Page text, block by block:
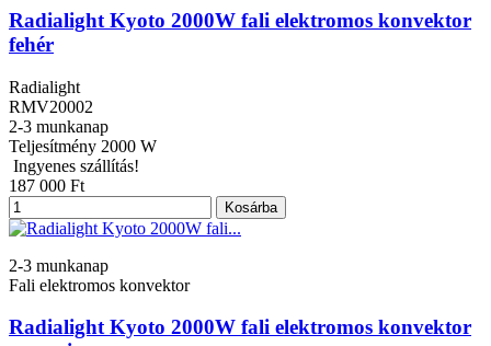
Radialight Kyoto 2000W fali elektromos konvektor
fehér
Radialight
RMV20002
2-3 munkanap
Teljesítmény 2000 W
Ingyenes szállítás!
187 000 Ft
Kosárba
2-3 munkanap
Fali elektromos konvektor
Radialight Kyoto 2000W fali elektromos konvektor